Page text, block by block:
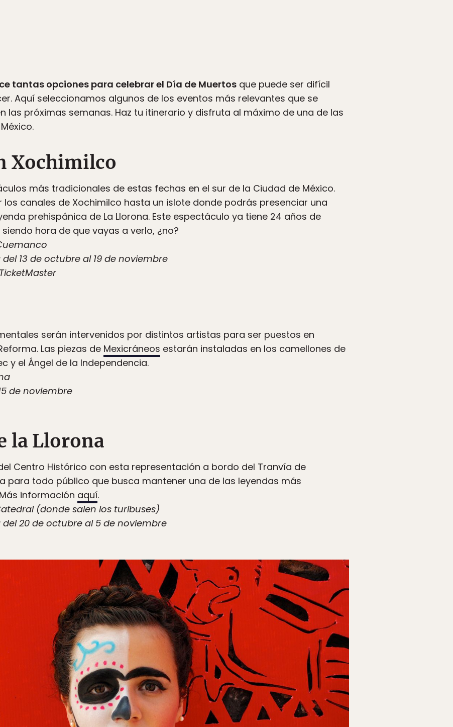
tantas opciones para celebrar el Día de Muertos que puede ser difícil
Aquí seleccionamos algunos de los eventos más relevantes que se
las próximas semanas. Haz tu itinerario y disfruta al máximo de una de las
Xochimilco
más tradicionales de estas fechas en el sur de la Ciudad de México.
los canales de Xochimilco hasta un islote donde podrás presenciar una
prehispánica de La Llorona. Este espectáculo ya tiene 24 años de
hora de que vayas a verlo, ¿no?
13 de octubre al 19 de noviembre
serán intervenidos por distintos artistas para ser puestos en
Las piezas de Mexicráneos estarán instaladas en los camellones de
y el Ángel de la Independencia.
de noviembre
la Llorona
Centro Histórico con esta representación a bordo del Tranvía de
para todo público que busca mantener una de las leyendas más
información aquí.
(donde salen los turibuses)
20 de octubre al 5 de noviembre